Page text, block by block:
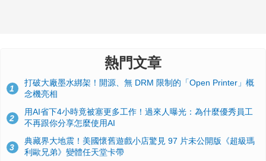
熱門文章
1
打破大廠墨水綁架！開源、無 DRM 限制的「Open Printer」概
念機亮相
2
用AI省下4小時竟被塞更多工作！過來人曝光：為什麼優秀員工
不再跟你分享怎麼使用AI
3
典藏界大地震！美國懷舊遊戲小店驚見 97 片未公開版《超級瑪
利歐兄弟》變體任天堂卡帶